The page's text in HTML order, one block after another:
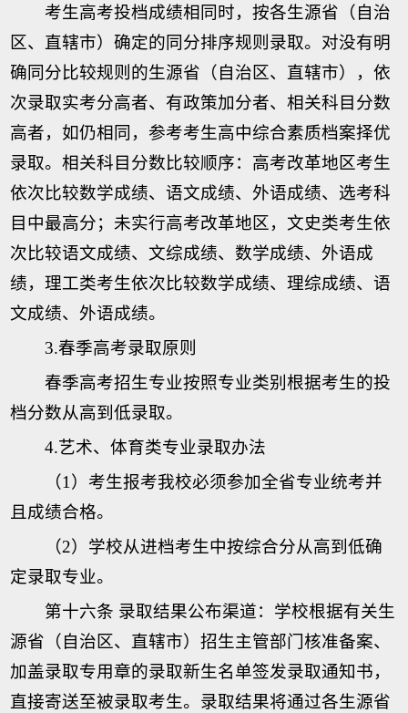
考生高考投档成绩相同时，按各生源省（自治
区、直辖市）确定的同分排序规则录取。对没有明
确同分比较规则的生源省（自治区、直辖市），依
次录取实考分高者、有政策加分者、相关科目分数
高者，如仍相同，参考考生高中综合素质档案择优
录取。相关科目分数比较顺序：高考改革地区考生
依次比较数学成绩、语文成绩、外语成绩、选考科
目中最高分；未实行高考改革地区，文史类考生依
次比较语文成绩、文综成绩、数学成绩、外语成
绩，理工类考生依次比较数学成绩、理综成绩、语
文成绩、外语成绩。
3.春季高考录取原则
春季高考招生专业按照专业类别根据考生的投
档分数从高到低录取。
4.艺术、体育类专业录取办法
（1）考生报考我校必须参加全省专业统考并
且成绩合格。
（2）学校从进档考生中按综合分从高到低确
定录取专业。
第十六条 录取结果公布渠道：学校根据有关生
源省（自治区、直辖市）招生主管部门核准备案、
加盖录取专用章的录取新生名单签发录取通知书，
直接寄送至被录取考生。录取结果将通过各生源省